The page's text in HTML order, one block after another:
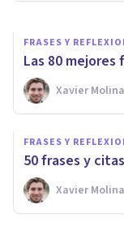
FRASES Y
Las 80 mejores
Xavier Molina
FRASES Y
50 frases y
Xavier Molina